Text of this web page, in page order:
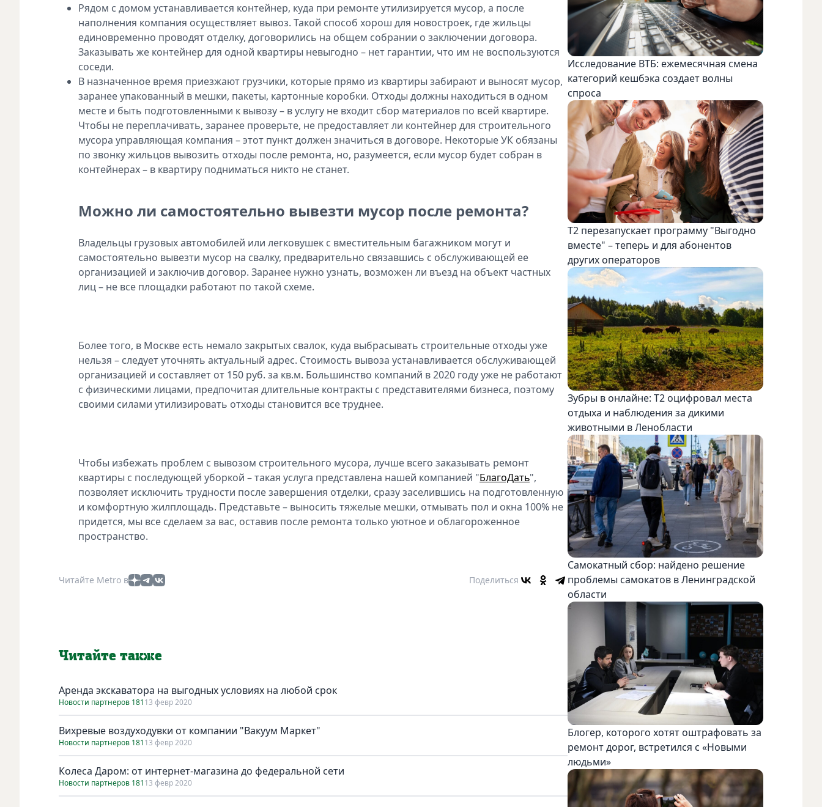
Рядом с домом устанавливается контейнер, куда при ремонте утилизируется мусор, а после
наполнения компания осуществляет вывоз. Такой способ хорош для новостроек, где жильцы
единовременно проводят отделку, договорились на общем собрании о заключении договора.
Заказывать же контейнер для одной квартиры невыгодно – нет гарантии, что им не воспользуются
соседи.
В назначенное время приезжают грузчики, которые прямо из квартиры забирают и выносят мусор,
заранее упакованный в мешки, пакеты, картонные коробки. Отходы должны находиться в одном
месте и быть подготовленными к вывозу – в услугу не входит сбор материалов по всей квартире.
Чтобы не переплачивать, заранее проверьте, не предоставляет ли контейнер для строительного
мусора управляющая компания – этот пункт должен значиться в договоре. Некоторые УК обязаны
по звонку жильцов вывозить отходы после ремонта, но, разумеется, если мусор будет собран в
контейнерах – в квартиру подниматься никто не станет.
Можно ли самостоятельно вывезти мусор после ремонта?
Владельцы грузовых автомобилей или легковушек с вместительным багажником могут и
самостоятельно вывезти мусор на свалку, предварительно связавшись с обслуживающей ее
организацией и заключив договор. Заранее нужно узнать, возможен ли въезд на объект частных
лиц – не все площадки работают по такой схеме.
Более того, в Москве есть немало закрытых свалок, куда выбрасывать строительные отходы уже
нельзя – следует уточнять актуальный адрес. Стоимость вывоза устанавливается обслуживающей
организацией и составляет от 150 руб. за кв.м. Большинство компаний в 2020 году уже не работают
с физическими лицами, предпочитая длительные контракты с представителями бизнеса, поэтому
своими силами утилизировать отходы становится все труднее.
Чтобы избежать проблем с вывозом строительного мусора, лучше всего заказывать ремонт
квартиры с последующей уборкой – такая услуга представлена нашей компанией "БлагоДать",
позволяет исключить трудности после завершения отделки, сразу заселившись на подготовленную
и комфортную жилплощадь. Представьте – выносить тяжелые мешки, отмывать пол и окна 100% не
придется, мы все сделаем за вас, оставив после ремонта только уютное и облагороженное
пространство.
Читайте Metro в Поделиться
Читайте также
Аренда экскаватора на выгодных условиях на любой срок
Новости партнеров 18113 февр 2020
Вихревые воздуходувки от компании "Вакуум Маркет"
Новости партнеров 18113 февр 2020
Колеса Даром: от интернет-магазина до федеральной сети
Новости партнеров 18113 февр 2020
Исследование ВТБ: ежемесячная смена
категорий кешбэка создает волны
спроса
Т2 перезапускает программу "Выгодно
вместе" – теперь и для абонентов
других операторов
Зубры в онлайне: Т2 оцифровал места
отдыха и наблюдения за дикими
животными в Ленобласти
Самокатный сбор: найдено решение
проблемы самокатов в Ленинградской
области
Блогер, которого хотят оштрафовать за
ремонт дорог, встретился с «Новыми
людьми»